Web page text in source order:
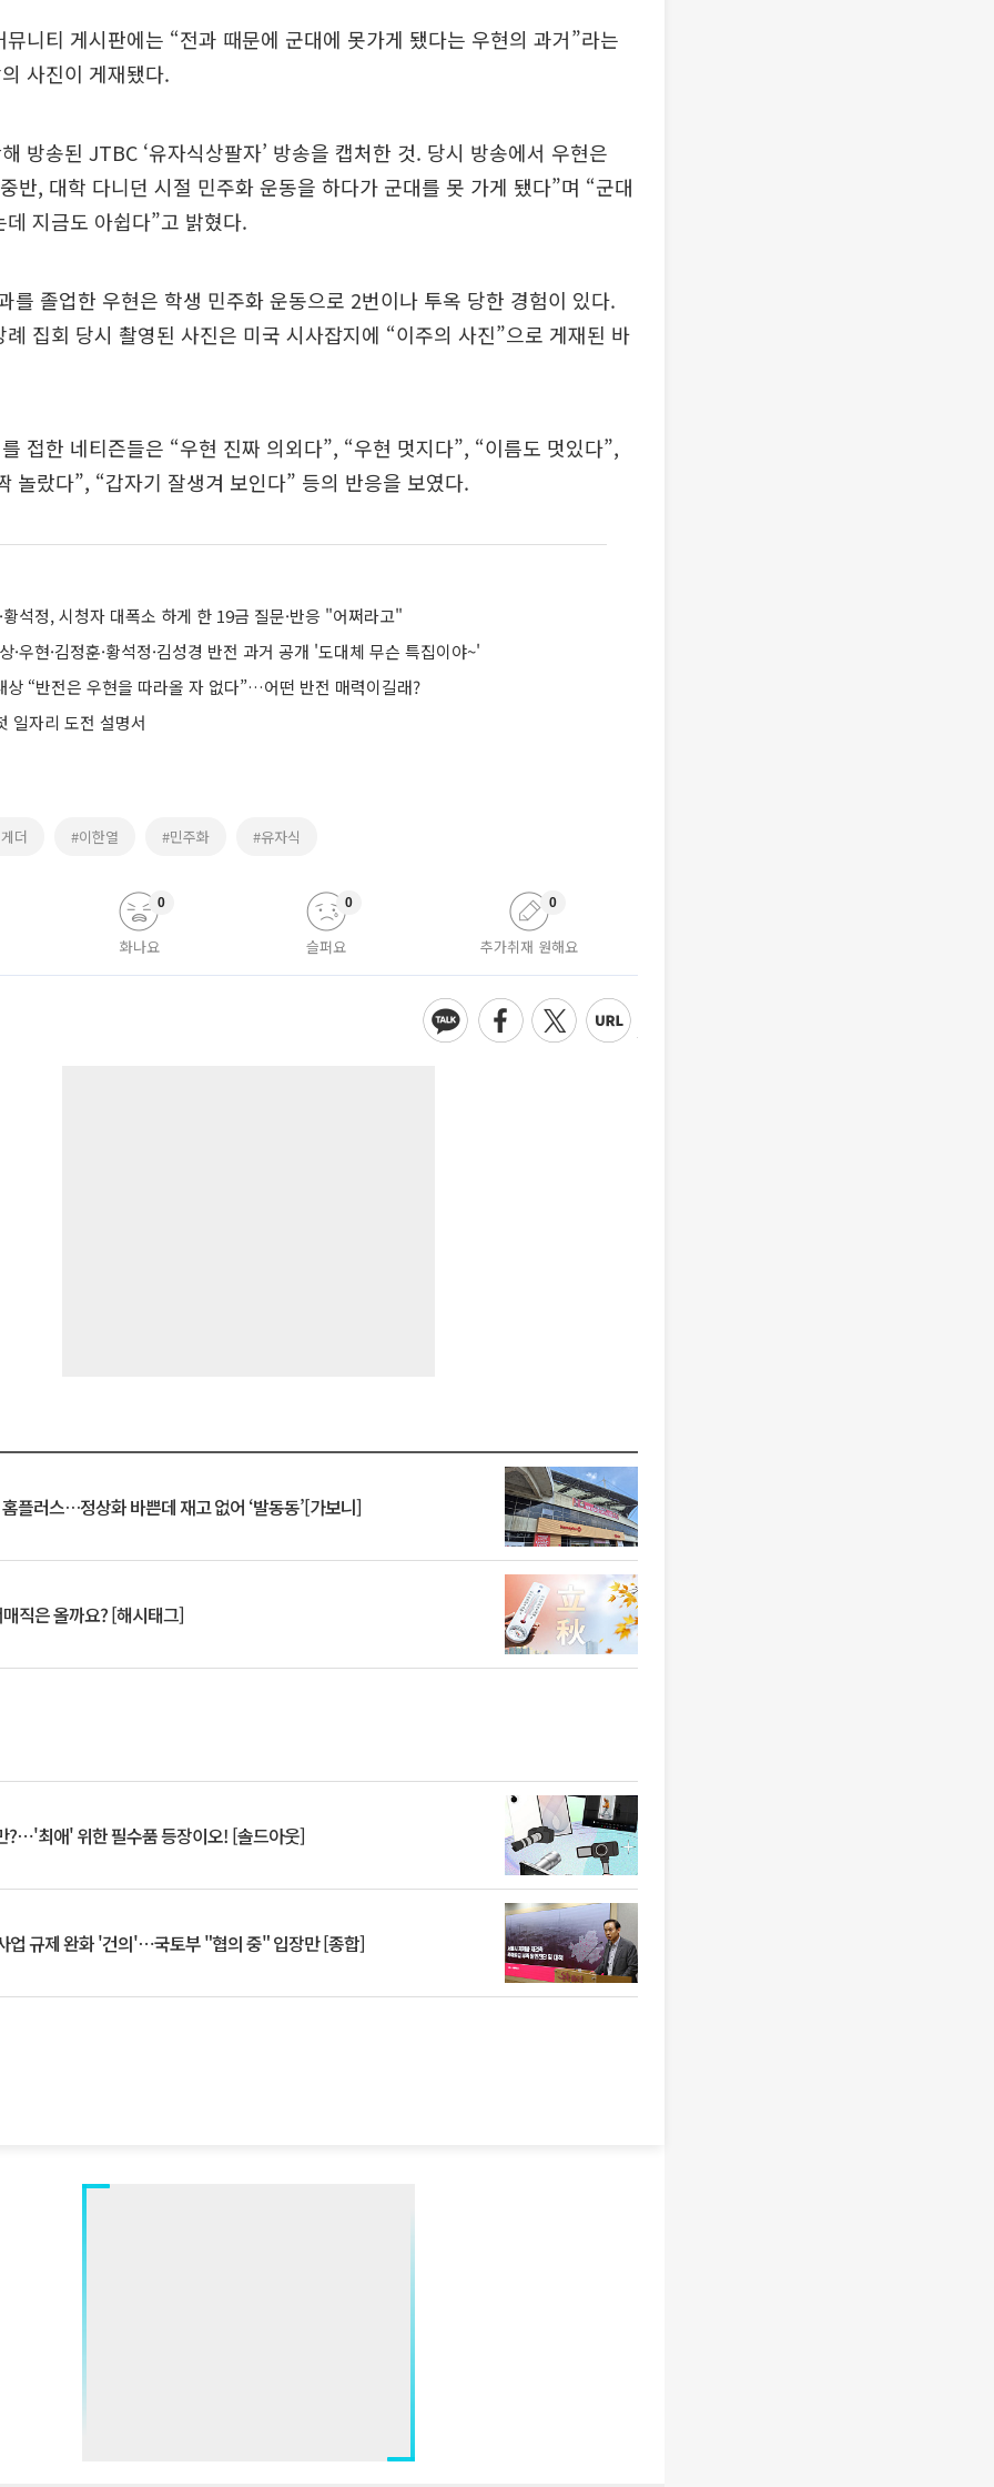
니티 게시판에는 “전과 때문에 군대에 못가게 됐다는 우현의 과거”라는
사진이 게재됐다.
방송된 JTBC ‘유자식상팔자’ 방송을 캡처한 것. 당시 방송에서 우현은
반, 대학 다니던 시절 민주화 운동을 하다가 군대를 못 가게 됐다”며 “군대
지금도 아쉽다”고 밝혔다.
를 졸업한 우현은 학생 민주화 운동으로 2번이나 투옥 당한 경험이 있다.
집회 당시 촬영된 사진은 미국 시사잡지에 “이주의 사진”으로 게재된 바
접한 네티즌들은 “우현 진짜 의외다”, “우현 멋지다”, “이름도 멋있다”,
놀랐다”, “갑자기 잘생겨 보인다” 등의 반응을 보였다.
석정, 시청자 대폭소 하게 한 19금 질문·반응 "어쩌라고"
·우현·김정훈·황석정·김성경 반전 과거 공개 '도대체 무슨 특집이야~'
상 “반전은 우현을 따라올 자 없다”…어떤 반전 매력이길래?
일자리 도전 설명서
더 #이한열 #민주화 #유자식
화나요
0
슬퍼요
0
추가취재 원해요
0
플러스…정상화 바쁜데 재고 없어 ‘발동동’[가보니]
직은 올까요? [해시태그]
?⋯'최애' 위한 필수품 등장이오! [솔드아웃]
업 규제 완화 '건의'⋯국토부 "협의 중" 입장만 [종합]